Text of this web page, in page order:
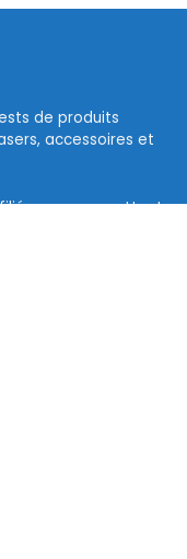
de produits
accessoires et
vous permettant